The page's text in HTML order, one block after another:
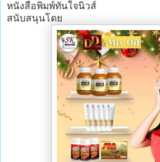
หนังสือพิมพ์ทันใจนิวส์
สนับสนุนโดย